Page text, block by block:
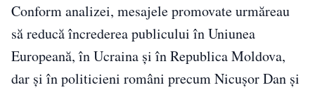
Conform analizei, mesajele promovate urmăreau
să reducă încrederea publicului în Uniunea
Europeană, în Ucraina și în Republica Moldova,
dar și în politicieni români precum Nicușor Dan și